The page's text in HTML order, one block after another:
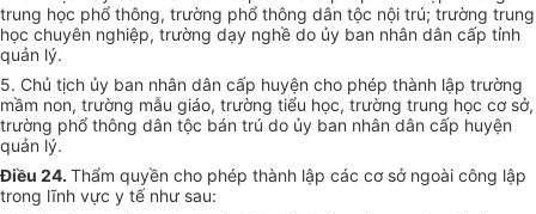
trung học phổ thông, trường phổ thông dân tộc nội trú; trường trung
học chuyên nghiệp, trường dạy nghề do ủy ban nhân dân cấp tỉnh
quản lý.
5. Chủ tịch ủy ban nhân dân cấp huyện cho phép thành lập trường
mầm non, trường mẫu giáo, trường tiểu học, trường trung học cơ sở,
trường phổ thông dân tộc bán trú do ủy ban nhân dân cấp huyện
quản lý.
Điều 24. Thẩm quyền cho phép thành lập các cơ sở ngoài công lập
trong lĩnh vực y tế như sau: